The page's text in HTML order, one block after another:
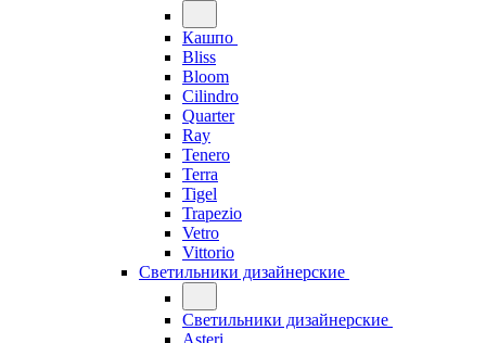
Кашпо
Bliss
Bloom
Cilindro
Quarter
Ray
Tenero
Terra
Tigel
Trapezio
Vetro
Vittorio
Светильники дизайнерские
Светильники дизайнерские
Asteri